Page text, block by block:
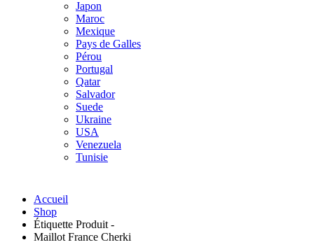
Japon
Maroc
Mexique
Pays de Galles
Pérou
Portugal
Qatar
Salvador
Suede
Ukraine
USA
Venezuela
Tunisie
Accueil
Shop
Étiquette Produit -
Maillot France Cherki